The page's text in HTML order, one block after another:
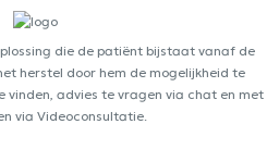
die de patiënt bijstaat vanaf de
herstel door hem de mogelijkheid te
vinden, advies te vragen via chat en met
via Videoconsultatie.